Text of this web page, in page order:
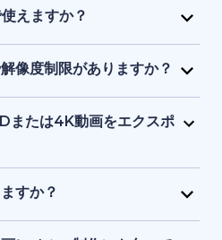
なストック動画、画像、音
最新かつプロ品質の素材を
えますか？
料プランがあり、基本的な
クセスできます。ただし、
像度制限がありますか？
した動画にはRenderforestの
での書き出しとなります。
除され、フルHDや4Kなど
たは4K動画をエクスポ
や4Kエクスポートが可能
し付き、標準画質になりま
すか？
トは、テキスト、カラー、